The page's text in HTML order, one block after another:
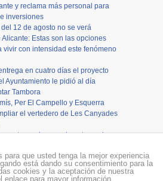
y reclama más personal para
inversiones
12 de agosto no se verá
Estas son las opciones
vivir con intensidad este fenómeno
en cuatro días el proyecto
Ayuntamiento le pidió al día
Tambora
Per El Campello y Esquerra
el vertedero de Les Canyades
actos en honor a la patrona, la
con una concurrida procesión
12endigital.es
que usted tenga la mejor experiencia
está dando su consentimiento para la
cookies y la aceptación de nuestra
enlace para mayor información